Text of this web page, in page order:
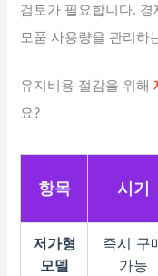
검토가 필요합니다.
모품 사용량을 관리하
유지비용 절감을 위해
요?
항목 시기
저가형
모델
즉시 구
가능